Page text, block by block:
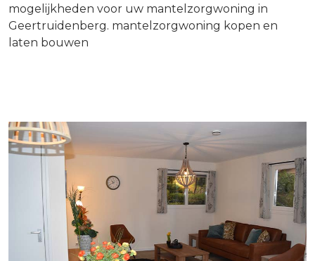
mogelijkheden voor uw mantelzorgwoning in
Geertruidenberg. mantelzorgwoning kopen en
laten bouwen